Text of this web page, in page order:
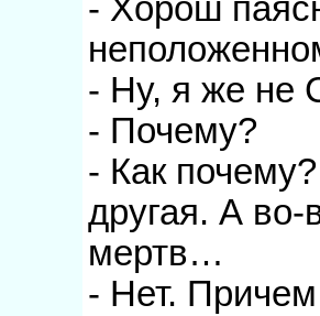
- Хорош
- Ну, я же не
- Почему?
- Как
другая. А
мертв…
- Нет.